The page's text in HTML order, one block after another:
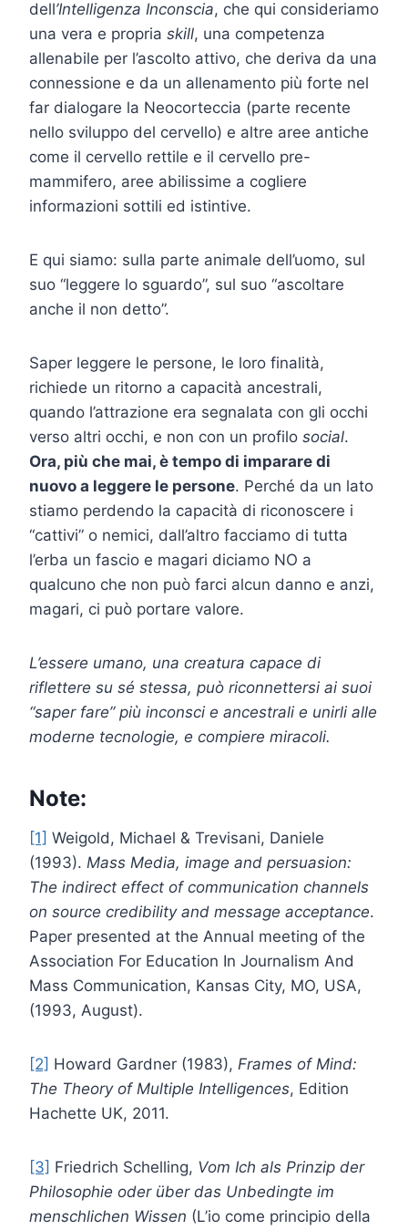
dell’Intelligenza Inconscia, che qui consideriamo
una vera e propria skill, una competenza
allenabile per l’ascolto attivo, che deriva da una
connessione e da un allenamento più forte nel
far dialogare la Neocorteccia (parte recente
nello sviluppo del cervello) e altre aree antiche
come il cervello rettile e il cervello pre-
mammifero, aree abilissime a cogliere
informazioni sottili ed istintive.
E qui siamo: sulla parte animale dell’uomo, sul
suo “leggere lo sguardo”, sul suo “ascoltare
anche il non detto”.
Saper leggere le persone, le loro finalità,
richiede un ritorno a capacità ancestrali,
quando l’attrazione era segnalata con gli occhi
verso altri occhi, e non con un profilo social.
Ora, più che mai, è tempo di imparare di
nuovo a leggere le persone. Perché da un lato
stiamo perdendo la capacità di riconoscere i
“cattivi” o nemici, dall’altro facciamo di tutta
l’erba un fascio e magari diciamo NO a
qualcuno che non può farci alcun danno e anzi,
magari, ci può portare valore.
L’essere umano, una creatura capace di
riflettere su sé stessa, può riconnettersi ai suoi
“saper fare” più inconsci e ancestrali e unirli alle
moderne tecnologie, e compiere miracoli.
Note:
[1] Weigold, Michael & Trevisani, Daniele
(1993). Mass Media, image and persuasion:
The indirect effect of communication channels
on source credibility and message acceptance.
Paper presented at the Annual meeting of the
Association For Education In Journalism And
Mass Communication, Kansas City, MO, USA,
(1993, August).
[2] Howard Gardner (1983), Frames of Mind:
The Theory of Multiple Intelligences, Edition
Hachette UK, 2011.
[3] Friedrich Schelling, Vom Ich als Prinzip der
Philosophie oder über das Unbedingte im
menschlichen Wissen (L’io come principio della